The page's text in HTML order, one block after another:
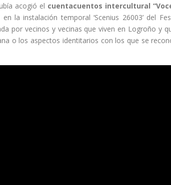
acogió el cuentacuentos intercultural
la instalación temporal ‘Scenius 26003’ del
por vecinos y vecinas que viven en Logroño y
o los aspectos identitarios con los que se